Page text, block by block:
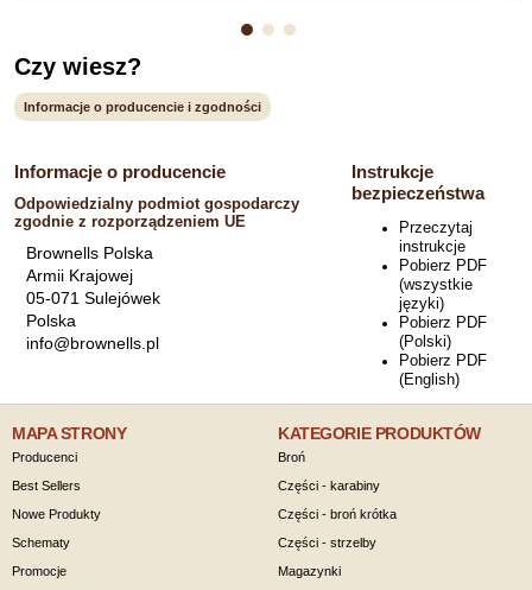
Czy wiesz?
Informacje o producencie i zgodności
Informacje o producencie
Odpowiedzialny podmiot gospodarczy
zgodnie z rozporządzeniem UE
Brownells Polska
Armii Krajowej
05-071 Sulejówek
Polska
info@brownells.pl
Instrukcje
bezpieczeństwa
Przeczytaj
instrukcje
Pobierz PDF
(wszystkie
języki)
Pobierz PDF
(Polski)
Pobierz PDF
(English)
MAPA STRONY
Producenci
Best Sellers
Nowe Produkty
Schematy
Promocje
KATEGORIE PRODUKTÓW
Broń
Części - karabiny
Części - broń krótka
Części - strzelby
Magazynki